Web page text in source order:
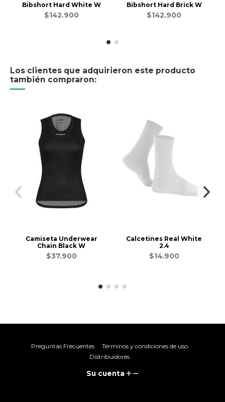
Bibshort Hard White W
$142.900
Bibshort Hard Brick W
$142.900
Los clientes que adquirieron este producto
también compraron:
Camiseta Underwear
Chain Black W
$37.900
Calcetines Real White
2.4
$14.900
Preguntas Frecuentes
Términos y condiciones de uso
Distribuidores
Su cuenta